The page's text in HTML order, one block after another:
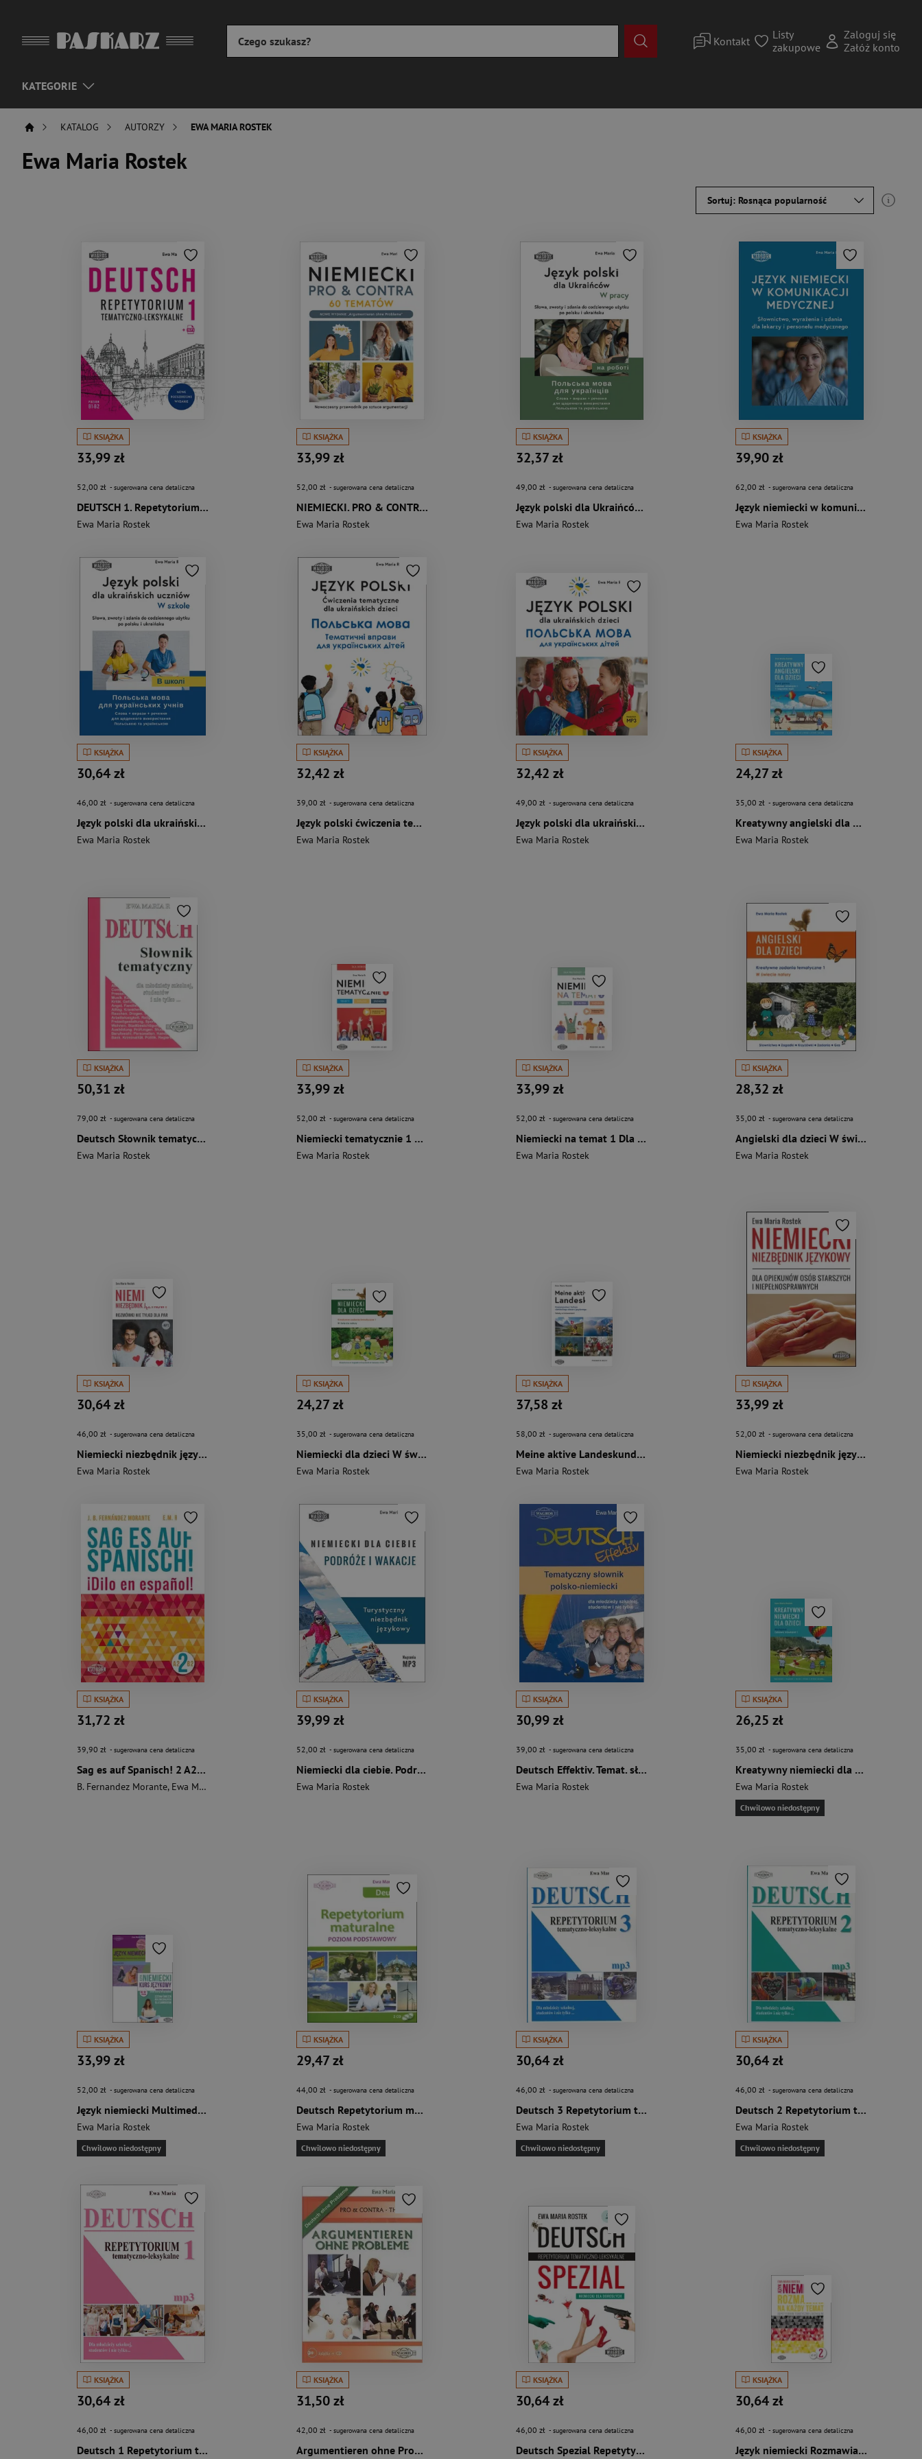
Kontakt
Listy
zakupowe
Zaloguj się
Załóż konto
KATEGORIE
KATALOG AUTORZY EWA MARIA ROSTEK
Ewa Maria Rostek
Sortuj: Rosnąca popularność
KSIĄŻKA
33,99 zł
52,00 zł - sugerowana cena detaliczna
DEUTSCH 1. Repetytorium tematyczno-leksykalne. Poziom B1-B2
Ewa Maria Rostek
KSIĄŻKA
33,99 zł
52,00 zł - sugerowana cena detaliczna
NIEMIECKI. PRO & CONTRA. 60 tematów. Poziom B1-C1
Ewa Maria Rostek
KSIĄŻKA
32,37 zł
49,00 zł - sugerowana cena detaliczna
Język polski dla Ukraińców W pracy słowa zwroty i zdania do codziennego użytku po polsku i ukraińsku
Ewa Maria Rostek
KSIĄŻKA
39,90 zł
62,00 zł - sugerowana cena detaliczna
Język niemiecki w komunikacji medycznej. Słownictwo, wyrażenia i zdania dla lekarzy i personelu medycznego
Ewa Maria Rostek
KSIĄŻKA
30,64 zł
46,00 zł - sugerowana cena detaliczna
Język polski dla ukraińskich uczniów. W szkole. Słowa , zwroty i zdania do codziennego użytku po polsku i ukraińsku
Ewa Maria Rostek
KSIĄŻKA
32,42 zł
39,00 zł - sugerowana cena detaliczna
Język polski ćwiczenia tematyczne dla ukraińskich dzieci
Ewa Maria Rostek
KSIĄŻKA
32,42 zł
49,00 zł - sugerowana cena detaliczna
Język polski dla ukraińskich dzieci
Ewa Maria Rostek
KSIĄŻKA
24,27 zł
35,00 zł - sugerowana cena detaliczna
Kreatywny angielski dla dzieci Word games
Ewa Maria Rostek
KSIĄŻKA
50,31 zł
79,00 zł - sugerowana cena detaliczna
Deutsch Słownik tematyczny (wersja podstawowa)
Ewa Maria Rostek
KSIĄŻKA
33,99 zł
52,00 zł - sugerowana cena detaliczna
Niemiecki tematycznie 1 dla dorosłych Teksty - dialogi - zadania
Ewa Maria Rostek
KSIĄŻKA
33,99 zł
52,00 zł - sugerowana cena detaliczna
Niemiecki na temat 1 Dla młodzieży i studentów Teksty - dialogi – zadania
Ewa Maria Rostek
KSIĄŻKA
28,32 zł
35,00 zł - sugerowana cena detaliczna
Angielski dla dzieci W świecie natury
Ewa Maria Rostek
KSIĄŻKA
30,64 zł
46,00 zł - sugerowana cena detaliczna
Niemiecki niezbędnik językowy Rozmówki nie tylko dla par
Ewa Maria Rostek
KSIĄŻKA
24,27 zł
35,00 zł - sugerowana cena detaliczna
Niemiecki dla dzieci W świecie natury
Ewa Maria Rostek
KSIĄŻKA
37,58 zł
58,00 zł - sugerowana cena detaliczna
Meine aktive Landeskunde Krajoznawstwo i kultura
Ewa Maria Rostek
KSIĄŻKA
33,99 zł
52,00 zł - sugerowana cena detaliczna
Niemiecki niezbędnik językowy dla opiekunów osób starszych i niepełnosprawnych
Ewa Maria Rostek
KSIĄŻKA
31,72 zł
39,90 zł - sugerowana cena detaliczna
Sag es auf Spanisch! 2 A2-B2 WAGROS
B. Fernandez Morante, Ewa Maria Rostek
KSIĄŻKA
39,99 zł
52,00 zł - sugerowana cena detaliczna
Niemiecki dla ciebie. Podróże i wakacje
Ewa Maria Rostek
KSIĄŻKA
30,99 zł
39,00 zł - sugerowana cena detaliczna
Deutsch Effektiv. Temat. słownik pol-niem. WAGROS
Ewa Maria Rostek
KSIĄŻKA
26,25 zł
35,00 zł - sugerowana cena detaliczna
Kreatywny niemiecki dla dzieci Wortspiele
Ewa Maria Rostek
Chwilowo niedostępny
KSIĄŻKA
33,99 zł
52,00 zł - sugerowana cena detaliczna
Język niemiecki Multimedialne kompendium tematyczne (+ CD: program i mp3)
Ewa Maria Rostek
Chwilowo niedostępny
KSIĄŻKA
29,47 zł
44,00 zł - sugerowana cena detaliczna
Deutsch Repetytorium maturalne poziom podstawowy (+2CD)
Ewa Maria Rostek
Chwilowo niedostępny
KSIĄŻKA
30,64 zł
46,00 zł - sugerowana cena detaliczna
Deutsch 3 Repetytorium tematyczno – leksykalne (+mp3)
Ewa Maria Rostek
Chwilowo niedostępny
KSIĄŻKA
30,64 zł
46,00 zł - sugerowana cena detaliczna
Deutsch 2 Repetytorium tematyczno – leksykalne (+mp3)
Ewa Maria Rostek
Chwilowo niedostępny
KSIĄŻKA
30,64 zł
46,00 zł - sugerowana cena detaliczna
Deutsch 1 Repetytorium tematyczno – leksykalne (+mp3)
KSIĄŻKA
31,50 zł
42,00 zł - sugerowana cena detaliczna
Argumentieren ohne Probleme +CD
KSIĄŻKA
30,64 zł
46,00 zł - sugerowana cena detaliczna
Deutsch Spezial Repetytytorium tematyczno – leksykalne (+mp3
KSIĄŻKA
30,64 zł
46,00 zł - sugerowana cena detaliczna
Język niemiecki Rozmawiaj na każdy temat 2 (+mp3)